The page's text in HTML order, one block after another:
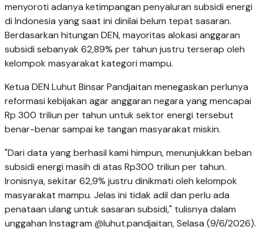
menyoroti adanya ketimpangan penyaluran subsidi energi
di Indonesia yang saat ini dinilai belum tepat sasaran.
Berdasarkan hitungan DEN, mayoritas alokasi anggaran
subsidi sebanyak 62,89% per tahun justru terserap oleh
kelompok masyarakat kategori mampu.
Ketua DEN Luhut Binsar Pandjaitan menegaskan perlunya
reformasi kebijakan agar anggaran negara yang mencapai
Rp 300 triliun per tahun untuk sektor energi tersebut
benar-benar sampai ke tangan masyarakat miskin.
"Dari data yang berhasil kami himpun, menunjukkan beban
subsidi energi masih di atas Rp300 triliun per tahun.
Ironisnya, sekitar 62,9% justru dinikmati oleh kelompok
masyarakat mampu. Jelas ini tidak adil dan perlu ada
penataan ulang untuk sasaran subsidi," tulisnya dalam
unggahan Instagram @luhut.pandjaitan, Selasa (9/6/2026).